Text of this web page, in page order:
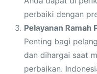
perbaiki dengan
Pelayanan Ramah
Penting bagi
dan dihargai saat
perbaikan.